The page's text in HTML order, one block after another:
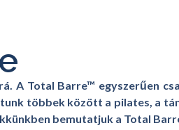
A Total Barre™ egyszerűen
többek között a pilates, a
bemutatjuk a Total